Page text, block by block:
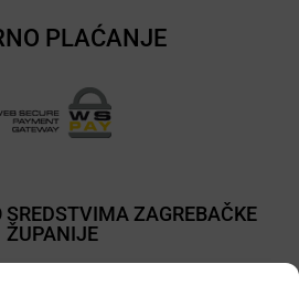
PLAĆANJE
ZAGREBAČKE
ŽUPANIJE